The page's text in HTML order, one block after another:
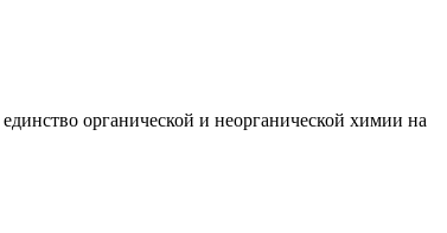
органической и неорганической химии на